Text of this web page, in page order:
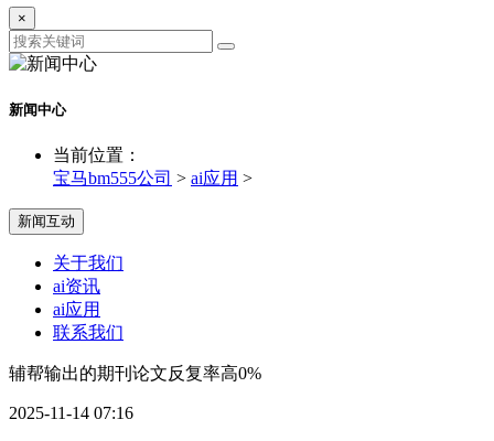
×
新闻中心
当前位置：
宝马bm555公司 > ai应用 >
新闻互动
关于我们
ai资讯
ai应用
联系我们
辅帮输出的期刊论文反复率高0%
2025-11-14 07:16